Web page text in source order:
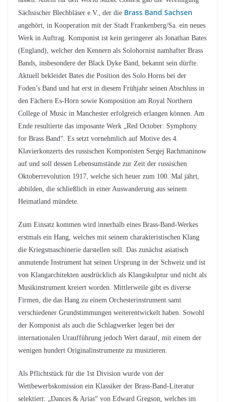
Sächsischer Blechbläser e.V., der die Brass Band Sachsen
angehört, in Kooperation mit der Stadt Frankenberg/Sa. ein neues
Werk in Auftrag. Komponist ist kein geringerer als Jonathan Bates
(England), welcher den Kennern als Solohornist namhafter Brass
Bands, insbesondere der Black Dyke Band, bekannt sein dürfte.
Aktuell bekleidet Bates die Position des Solo Horns bei der
Foden’s Band und hat erst in diesem Frühjahr seinen Abschluss in
den Fächern Es-Horn sowie Komposition am Royal Northern
College of Music in Manchester erfolgreich erlangen können. Am
Ende resultierte das imposante Werk „Red October: Symphony
for Brass Band“. Es setzt vornehmlich auf Motive des 4.
Klavierkonzerts des russischen Komponisten Sergej Rachmaninow
auf und soll dessen Lebensumstände zur Zeit der russischen
Oktoberrevolution 1917, welche sich heuer zum 100. Mal jährt,
abbilden, die schließlich in einer Auswanderung aus seinem
Heimatland mündete.
Zum Einsatz kommen wird innerhalb eines Brass-Band-Werkes
erstmals ein Hang, welches mit seinem charakteristischen Klang
die Kriegsmaschinerie darstellen soll. Das zunächst asiatisch
anmutende Instrument hat seinen Ursprung in der Schweiz und ist
von Klangarchitekten ausdrücklich als Klangskulptur und nicht als
Musikinstrument kreiert worden. Mittlerweile gibt es diverse
Firmen, die das Hang zu einem Orchesterinstrument samt
verschiedener Grundstimmungen weiterentwickelt haben. Sowohl
der Komponist als auch die Schlagwerker legen bei der
internationalen Uraufführung jedoch Wert darauf, mit einem der
wenigen hundert Originalinstrumente zu musizieren.
Als Pflichtstück für die 1st Division wurde von der
Wettbewerbskomission ein Klassiker der Brass-Band-Literatur
selektiert: „Dances & Arias“ von Edward Gregson, welches im